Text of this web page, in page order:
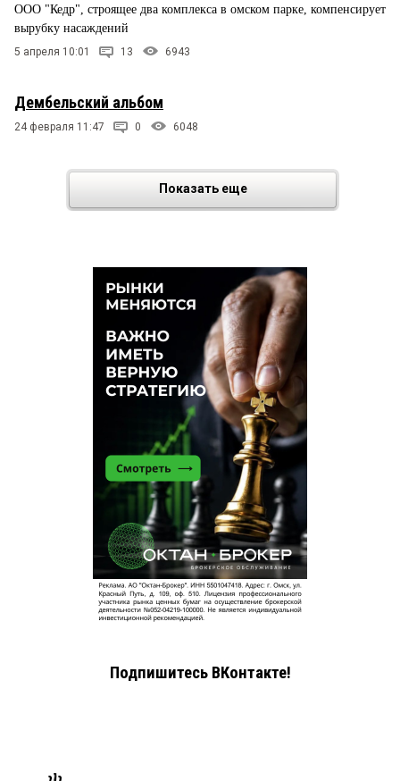
ООО "Кедр", строящее два комплекса в омском парке, компенсирует
вырубку насаждений
5 апреля 10:01 13 6943
Дембельский альбом
24 февраля 11:47 0 6048
Показать еще
Подпишитесь ВКонтакте!